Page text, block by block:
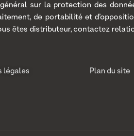
sur la protection des
de portabilité et
êtes distributeur, contactez
légales Plan du site